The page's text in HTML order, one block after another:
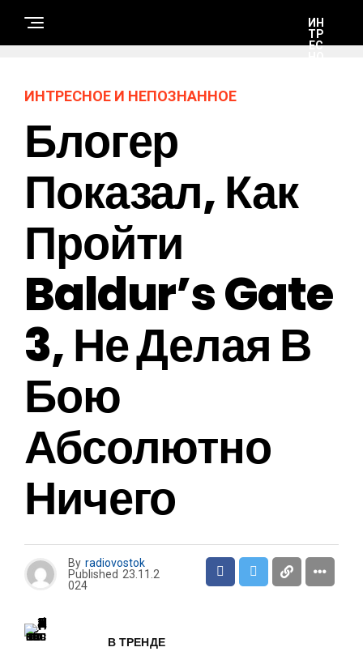
ИН
ТР
ЕС
ИНТРЕСНОЕ И НЕПОЗНАННОЕ
Блогер
Показал, Как
Пройти
Baldur’s Gate
3, Не Делая В
Бою
Абсолютно
Ничего
By radiovostok
Published 23.11.2
024
В ТРЕНДЕ